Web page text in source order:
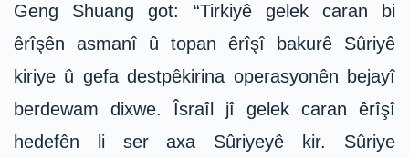
Geng Shuang got: “Tirkiyê gelek caran bi
êrîşên asmanî û topan êrîşî bakurê Sûriyê
kiriye û gefa destpêkirina operasyonên bejayî
berdewam dixwe. Îsraîl jî gelek caran êrîşî
hedefên li ser axa Sûriyeyê kir. Sûriye